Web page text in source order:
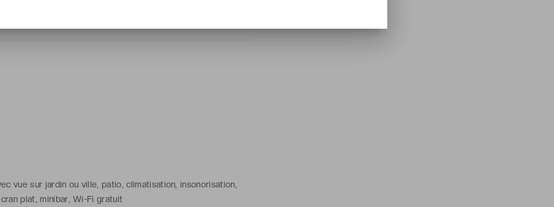
vue sur jardin ou ville, patio, climatisation, insonorisation,
plat, minibar, Wi-Fi gratuit